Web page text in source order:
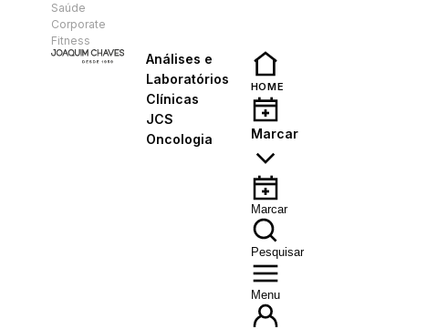
Saúde
Corporate
Fitness
Análises e
Laboratórios
Clínicas
JCS
Oncologia
HOME
Marcar
Marcar
Pesquisar
Menu